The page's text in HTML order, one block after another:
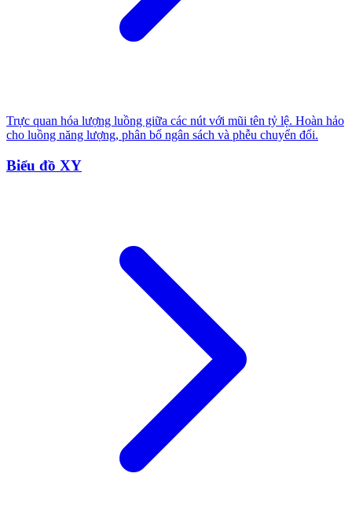
Trực quan hóa lượng luồng giữa các nút với mũi tên tỷ lệ. Hoàn hảo
cho luồng năng lượng, phân bổ ngân sách và phễu chuyển đổi.
Biểu đồ XY